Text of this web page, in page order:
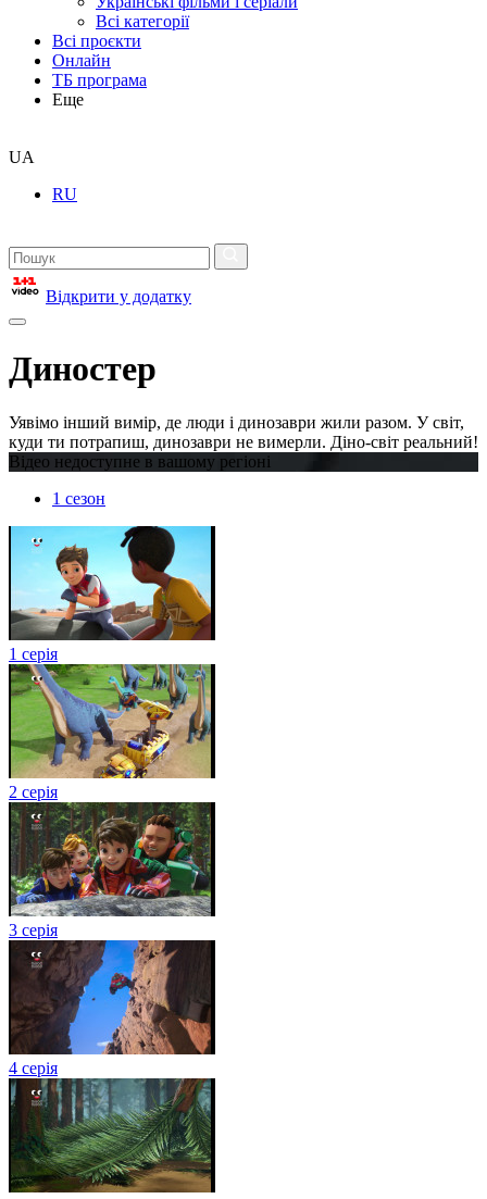
Всі категорії
Всі проєкти
Онлайн
ТБ програма
Еще
UA
RU
Відкрити у додатку
Диностер
Уявімо інший вимір, де люди і динозаври жили разом. У світ,
куди ти потрапиш, динозаври не вимерли. Діно-світ реальний!
Відео недоступне в вашому регіоні
1 сезон
1 серія
2 серія
3 серія
4 серія